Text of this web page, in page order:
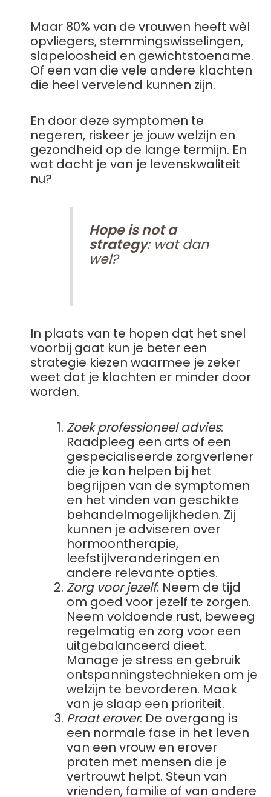
Maar 80% van de vrouwen heeft wèl
opvliegers, stemmingswisselingen,
slapeloosheid en gewichtstoename.
Of een van die vele andere klachten
die heel vervelend kunnen zijn.
En door deze symptomen te
negeren, riskeer je jouw welzijn en
gezondheid op de lange termijn. En
wat dacht je van je levenskwaliteit
nu?
Hope is not a
strategy: wat dan
wel?
In plaats van te hopen dat het snel
voorbij gaat kun je beter een
strategie kiezen waarmee je zeker
weet dat je klachten er minder door
worden.
Zoek professioneel advies:
Raadpleeg een arts of een
gespecialiseerde zorgverlener
die je kan helpen bij het
begrijpen van de symptomen
en het vinden van geschikte
behandelmogelijkheden. Zij
kunnen je adviseren over
hormoontherapie,
leefstijlveranderingen en
andere relevante opties.
Zorg voor jezelf: Neem de tijd
om goed voor jezelf te zorgen.
Neem voldoende rust, beweeg
regelmatig en zorg voor een
uitgebalanceerd dieet.
Manage je stress en gebruik
ontspanningstechnieken om je
welzijn te bevorderen. Maak
van je slaap een prioriteit.
Praat erover: De overgang is
een normale fase in het leven
van een vrouw en erover
praten met mensen die je
vertrouwt helpt. Steun van
vrienden, familie of van andere